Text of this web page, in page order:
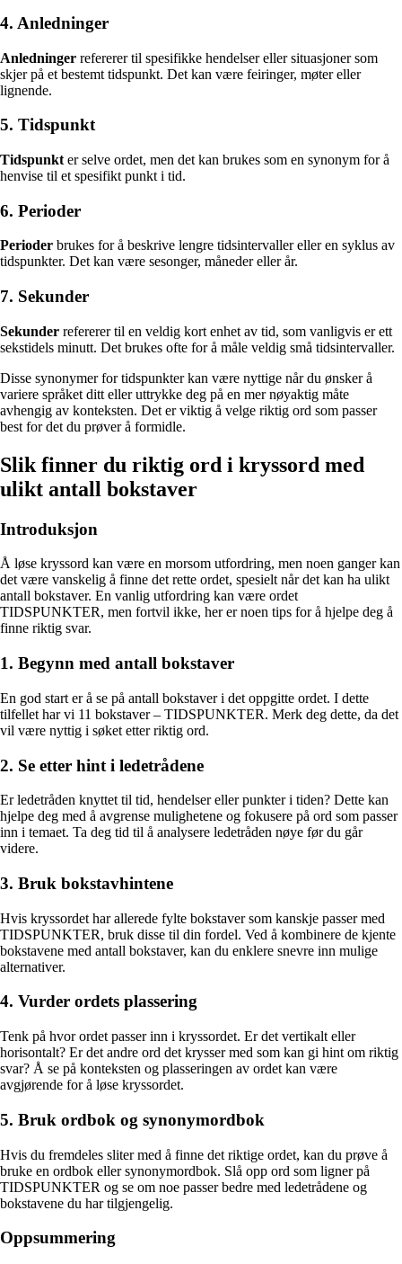
4. Anledninger
Anledninger refererer til spesifikke hendelser eller situasjoner som
skjer på et bestemt tidspunkt. Det kan være feiringer, møter eller
lignende.
5. Tidspunkt
Tidspunkt er selve ordet, men det kan brukes som en synonym for å
henvise til et spesifikt punkt i tid.
6. Perioder
Perioder brukes for å beskrive lengre tidsintervaller eller en syklus av
tidspunkter. Det kan være sesonger, måneder eller år.
7. Sekunder
Sekunder refererer til en veldig kort enhet av tid, som vanligvis er ett
sekstidels minutt. Det brukes ofte for å måle veldig små tidsintervaller.
Disse synonymer for tidspunkter kan være nyttige når du ønsker å
variere språket ditt eller uttrykke deg på en mer nøyaktig måte
avhengig av konteksten. Det er viktig å velge riktig ord som passer
best for det du prøver å formidle.
Slik finner du riktig ord i kryssord med
ulikt antall bokstaver
Introduksjon
Å løse kryssord kan være en morsom utfordring, men noen ganger kan
det være vanskelig å finne det rette ordet, spesielt når det kan ha ulikt
antall bokstaver. En vanlig utfordring kan være ordet
TIDSPUNKTER, men fortvil ikke, her er noen tips for å hjelpe deg å
finne riktig svar.
1. Begynn med antall bokstaver
En god start er å se på antall bokstaver i det oppgitte ordet. I dette
tilfellet har vi 11 bokstaver – TIDSPUNKTER. Merk deg dette, da det
vil være nyttig i søket etter riktig ord.
2. Se etter hint i ledetrådene
Er ledetråden knyttet til tid, hendelser eller punkter i tiden? Dette kan
hjelpe deg med å avgrense mulighetene og fokusere på ord som passer
inn i temaet. Ta deg tid til å analysere ledetråden nøye før du går
videre.
3. Bruk bokstavhintene
Hvis kryssordet har allerede fylte bokstaver som kanskje passer med
TIDSPUNKTER, bruk disse til din fordel. Ved å kombinere de kjente
bokstavene med antall bokstaver, kan du enklere snevre inn mulige
alternativer.
4. Vurder ordets plassering
Tenk på hvor ordet passer inn i kryssordet. Er det vertikalt eller
horisontalt? Er det andre ord det krysser med som kan gi hint om riktig
svar? Å se på konteksten og plasseringen av ordet kan være
avgjørende for å løse kryssordet.
5. Bruk ordbok og synonymordbok
Hvis du fremdeles sliter med å finne det riktige ordet, kan du prøve å
bruke en ordbok eller synonymordbok. Slå opp ord som ligner på
TIDSPUNKTER og se om noe passer bedre med ledetrådene og
bokstavene du har tilgjengelig.
Oppsummering